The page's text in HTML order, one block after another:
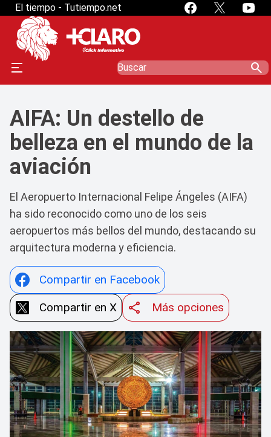
El tiempo - Tutiempo.net
search
AIFA: Un destello de
belleza en el mundo de la
aviación
El Aeropuerto Internacional Felipe Ángeles (AIFA)
ha sido reconocido como uno de los seis
aeropuertos más bellos del mundo, destacando su
arquitectura moderna y eficiencia.
Compartir en Facebook
Compartir en X
Más opciones